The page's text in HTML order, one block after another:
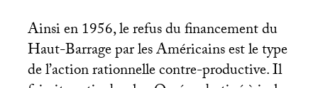
Ainsi en 1956, le refus du financement du
Haut-Barrage par les Américains est le type
de l’action rationnelle contre-productive. Il